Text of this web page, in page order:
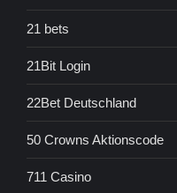
21 bets
21Bit Login
22Bet Deutschland
50 Crowns Aktionscode
711 Casino